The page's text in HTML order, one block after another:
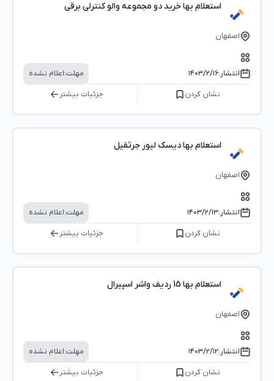
استعلام بها خرید دو مجموعه والو کنترلی برقی
اصفهان
انتشار:۱۴۰۳/۲/۱۶ مهلت:اعلام نشده
نشان کردن جزئیات بیشتر
استعلام بها دیسک لیور جرثقیل
اصفهان
انتشار:۱۴۰۳/۲/۱۳ مهلت:اعلام نشده
نشان کردن جزئیات بیشتر
استعلام بها 15 ردیف واشر اسپیرال
اصفهان
انتشار:۱۴۰۳/۲/۱۲ مهلت:اعلام نشده
نشان کردن جزئیات بیشتر